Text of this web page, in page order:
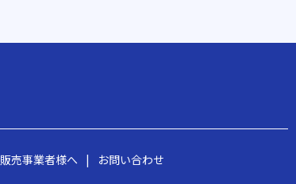
販売事業者様へ | お問い合わせ